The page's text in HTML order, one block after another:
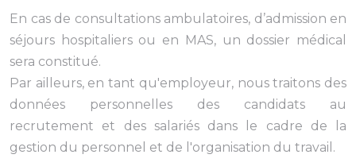
En cas de consultations ambulatoires, d’admission en
séjours hospitaliers ou en MAS, un dossier médical
sera constitué.
Par ailleurs, en tant qu'employeur, nous traitons des
données personnelles des candidats au
recrutement et des salariés dans le cadre de la
gestion du personnel et de l'organisation du travail.